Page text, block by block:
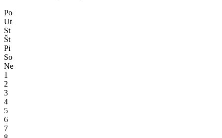
Po
Ut
St
Št
Pi
So
Ne
1
2
3
4
5
6
7